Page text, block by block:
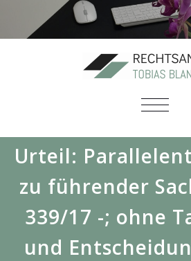
Urteil:
zu führender
339/17 -; ohne
und